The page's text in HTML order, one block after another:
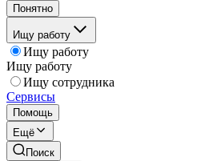
Понятно
Ищу работу
Ищу работу
Ищу работу
Ищу сотрудника
Сервисы
Помощь
Ещё
Поиск